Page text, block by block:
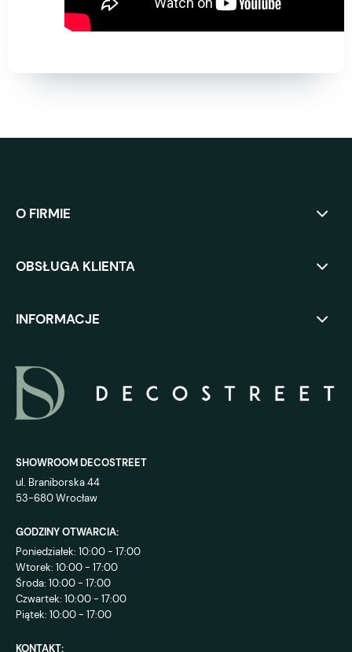
O FIRMIE
OBSŁUGA KLIENTA
INFORMACJE
SHOWROOM DECOSTREET
ul. Braniborska 44
53-680 Wrocław
GODZINY OTWARCIA:
Poniedziałek: 10:00 - 17:00
Wtorek: 10:00 - 17:00
Środa: 10:00 - 17:00
Czwartek: 10:00 - 17:00
Piątek: 10:00 - 17:00
KONTAKT: